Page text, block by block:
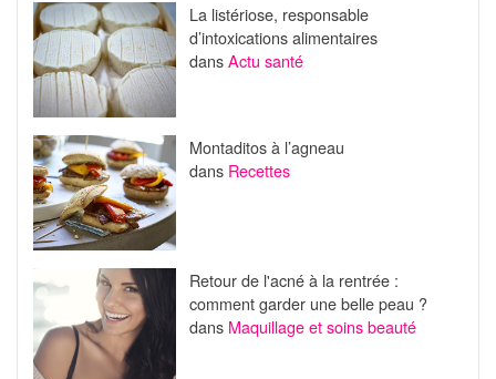
La listériose, responsable
d’intoxications alimentaires
dansActu santé
Montaditos à l’agneau
dans Recettes
Retour de l'acné à la rentrée :
comment garder une belle peau ?
dans Maquillage et soins beauté